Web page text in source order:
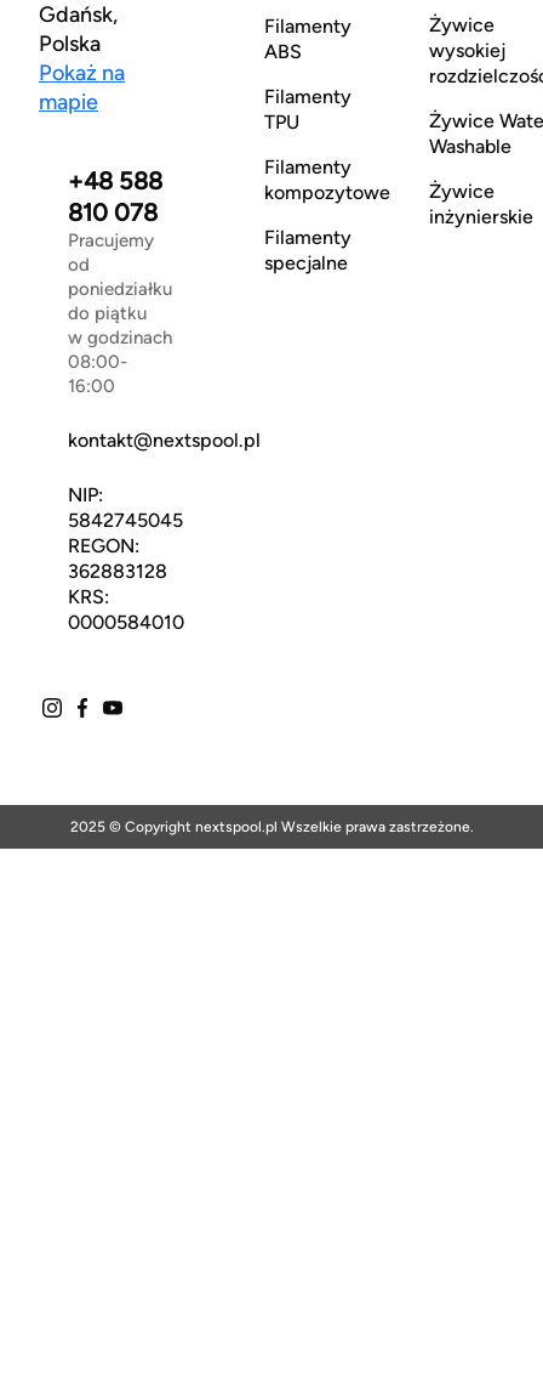
Gdańsk,
Polska
Pokaż na
mapie
+48 588
810 078
Pracujemy
od
poniedziałku
do piątku
w godzinach
08:00-
16:00
kontakt@nextspool.pl
NIP:
5842745045
REGON:
362883128
KRS:
0000584010
Filamenty
ABS
Filamenty
TPU
Filamenty
kompozytowe
Filamenty
specjalne
Żywice
wysokiej
Żywice
Washable
Żywice
inżynierskie